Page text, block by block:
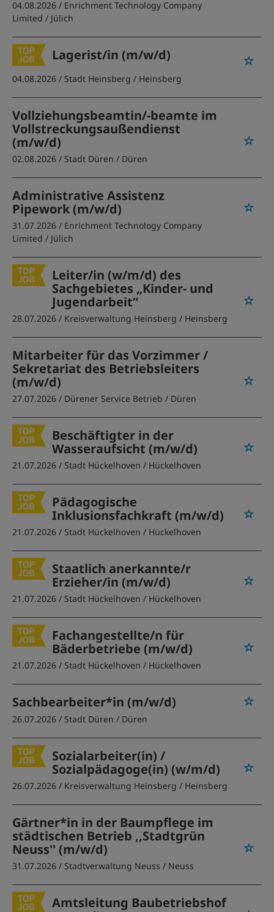
04.08.2026 / Enrichment Technology Company
Limited / Jülich
Lagerist/in (m/w/d)
04.08.2026 / Stadt Heinsberg / Heinsberg
Vollziehungsbeamtin/-beamte im
Vollstreckungsaußendienst
(m/w/d)
02.08.2026 / Stadt Düren / Düren
Administrative Assistenz
Pipework (m/w/d)
31.07.2026 / Enrichment Technology Company
Limited / Jülich
Leiter/in (w/m/d) des
Sachgebietes „Kinder- und
Jugendarbeit“
28.07.2026 / Kreisverwaltung Heinsberg / Heinsberg
Mitarbeiter für das Vorzimmer /
Sekretariat des Betriebsleiters
(m/w/d)
27.07.2026 / Dürener Service Betrieb / Düren
Beschäftigter in der
Wasseraufsicht (m/w/d)
21.07.2026 / Stadt Hückelhoven / Hückelhoven
Pädagogische
Inklusionsfachkraft (m/w/d)
21.07.2026 / Stadt Hückelhoven / Hückelhoven
Staatlich anerkannte/r
Erzieher/in (m/w/d)
21.07.2026 / Stadt Hückelhoven / Hückelhoven
Fachangestellte/n für
Bäderbetriebe (m/w/d)
21.07.2026 / Stadt Hückelhoven / Hückelhoven
Sachbearbeiter*in (m/w/d)
26.07.2026 / Stadt Düren / Düren
Sozialarbeiter(in) /
Sozialpädagoge(in) (w/m/d)
26.07.2026 / Kreisverwaltung Heinsberg / Heinsberg
Gärtner*in in der Baumpflege im
städtischen Betrieb ,,Stadtgrün
Neuss'' (m/w/d)
31.07.2026 / Stadtverwaltung Neuss / Neuss
Amtsleitung Baubetriebshof